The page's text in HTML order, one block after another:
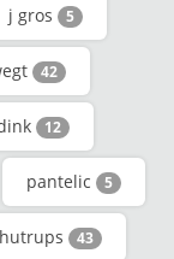
j gros 5
42
12
pantelic 5
43